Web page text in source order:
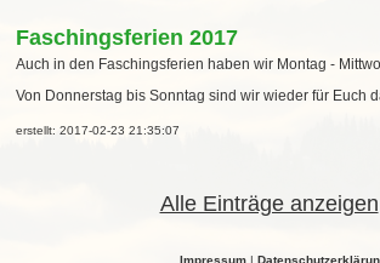
Faschingsferien 2017
Auch in den Faschingsferien haben wir Montag -
Von Donnerstag bis Sonntag sind wir wieder für Euch
erstellt: 2017-02-23 21:35:07
Alle Einträge anzeigen
Impressum |